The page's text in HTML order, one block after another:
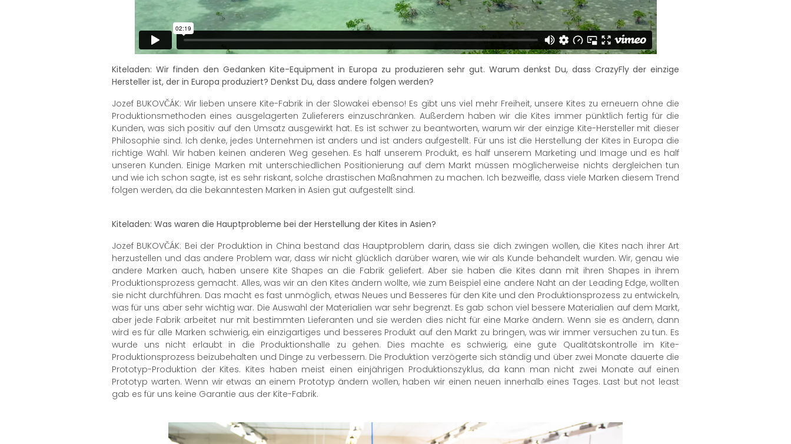
Kiteladen: Wir finden den Gedanken Kite-Equipment in Europa zu produzieren sehr gut. Warum denkst Du, dass CrazyFly der einzige
Hersteller ist, der in Europa produziert? Denkst Du, dass andere folgen werden?
Jozef BUKOVČÁK: Wir lieben unsere Kite-Fabrik in der Slowakei ebenso! Es gibt uns viel mehr Freiheit, unsere Kites zu erneuern ohne die
Produktionsmethoden eines ausgelagerten Zulieferers einzuschränken. Außerdem haben wir die Kites immer pünktlich fertig für die
Kunden, was sich positiv auf den Umsatz ausgewirkt hat. Es ist schwer zu beantworten, warum wir der einzige Kite-Hersteller mit dieser
Philosophie sind. Ich denke, jedes Unternehmen ist anders und ist anders aufgestellt. Für uns ist die Herstellung der Kites in Europa die
richtige Wahl. Wir haben keinen anderen Weg gesehen. Es half unserem Produkt, es half unserem Marketing und Image und es half
unseren Kunden. Einige Marken mit unterschiedlichen Positionierung auf dem Markt müssen möglicherweise nichts dergleichen tun
und wie ich schon sagte, ist es sehr riskant, solche drastischen Maßnahmen zu machen. Ich bezweifle, dass viele Marken diesem Trend
folgen werden, da die bekanntesten Marken in Asien gut aufgestellt sind.
Kiteladen: Was waren die Hauptprobleme bei der Herstellung der Kites in Asien?
Jozef BUKOVČÁK: Bei der Produktion in China bestand das Hauptproblem darin, dass sie dich zwingen wollen, die Kites nach ihrer Art
herzustellen und das andere Problem war, dass wir nicht glücklich darüber waren, wie wir als Kunde behandelt wurden. Wir, genau wie
andere Marken auch, haben unsere Kite Shapes an die Fabrik geliefert. Aber sie haben die Kites dann mit ihren Shapes in ihrem
Produktionsprozess gemacht. Alles, was wir an den Kites ändern wollte, wie zum Beispiel eine andere Naht an der Leading Edge, wollten
sie nicht durchführen. Das macht es fast unmöglich, etwas Neues und Besseres für den Kite und den Produktionsprozess zu entwickeln,
was für uns aber sehr wichtig war. Die Auswahl der Materialien war sehr begrenzt. Es gab schon viel bessere Materialien auf dem Markt,
aber jede Fabrik arbeitet nur mit bestimmten Lieferanten und sie werden dies nicht für eine Marke ändern. Wenn sie es ändern, dann
wird es für alle Marken schwierig, ein einzigartiges und besseres Produkt auf den Markt zu bringen, was wir immer versuchen zu tun. Es
wurde uns nicht erlaubt in die Produktionshalle zu gehen. Dies machte es schwierig, eine gute Qualitätskontrolle im Kite-
Produktionsprozess beizubehalten und Dinge zu verbessern. Die Produktion verzögerte sich ständig und über zwei Monate dauerte die
Prototyp-Produktion der Kites. Kites haben meist einen einjährigen Produktionszyklus, da kann man nicht zwei Monate auf einen
Prototyp warten. Wenn wir etwas an einem Prototyp ändern wollen, haben wir einen neuen innerhalb eines Tages. Last but not least
gab es für uns keine Garantie aus der Kite-Fabrik.